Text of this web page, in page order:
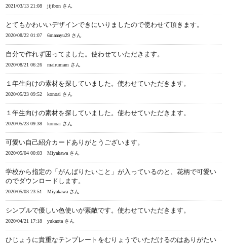
2021/03/13 21:08 jijibon さん
とてもかわいいデザインできにいりましたので使わせて頂きます。
2020/08/22 01:07 6maaayu29 さん
自分で作れず困ってました。使わせていただきます。
2020/08/21 06:26 mairumam さん
１年生向けの素材を探していました。使わせていただきます。
2020/05/23 09:52 konoai さん
１年生向けの素材を探していました。使わせていただきます。
2020/05/23 09:38 konoai さん
可愛い自己紹介カードありがとうございます。
2020/05/04 00:03 Miyakawa さん
学校から指定の「がんばりたいこと」が入っているのと、花柄で可愛い
のでダウンロードします。
2020/05/03 23:51 Miyakawa さん
シンプルで優しい色使いが素敵です。使わせていただきます。
2020/04/21 17:18 yukaota さん
ひじょうに貴重なテンプレートをむりょうでいただけるのはありがたい